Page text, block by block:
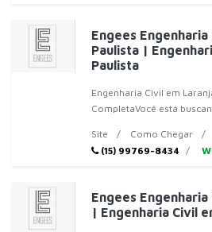
Engees
Paulista |
Paulista
Engenharia Civil em
CompletaVocê está
Site Como Chegar
(15) 99769-8434
Engees
| Engenharia Civil